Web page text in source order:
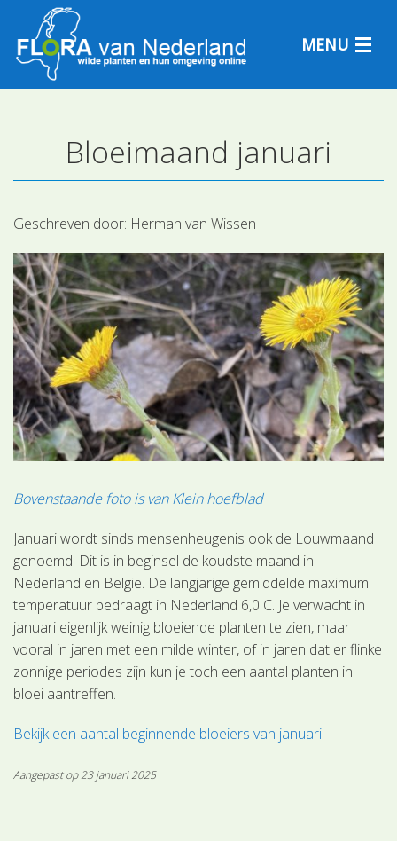
MENU
Plantensoorten
Plantengemeenschappen
Determineren
Bloeimaand januari
Geschreven door: Herman van Wissen
Bovenstaande foto is van Klein hoefblad
Januari wordt sinds mensenheugenis ook de Louwmaand
genoemd. Dit is in beginsel de koudste maand in
Nederland en België. De langjarige gemiddelde maximum
temperatuur bedraagt in Nederland 6,0 C. Je verwacht in
januari eigenlijk weinig bloeiende planten te zien, maar
vooral in jaren met een milde winter, of in jaren dat er flinke
zonnige periodes zijn kun je toch een aantal planten in
bloei aantreffen.
Bekijk een aantal beginnende bloeiers van januari
Aangepast op 23 januari 2025